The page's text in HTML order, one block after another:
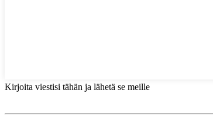
Kirjoita viestisi tähän ja lähetä se meille